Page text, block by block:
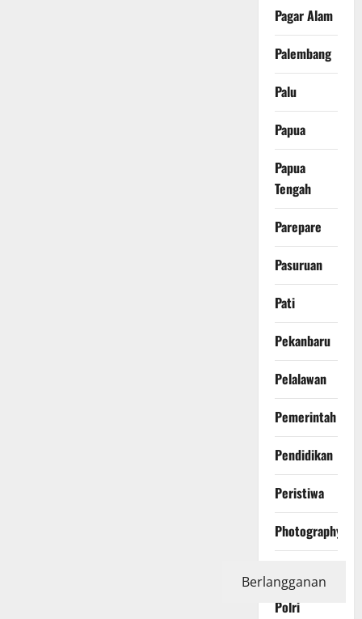
Pagar Alam
Palembang
Palu
Papua
Papua
Tengah
Parepare
Pasuruan
Pati
Pekanbaru
Pelalawan
Pemerintah
Pendidikan
Peristiwa
Photography
Polri
Berlangganan